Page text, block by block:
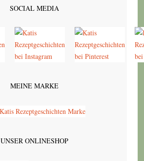
SOCIAL MEDIA
MEINE MARKE
UNSER ONLINESHOP